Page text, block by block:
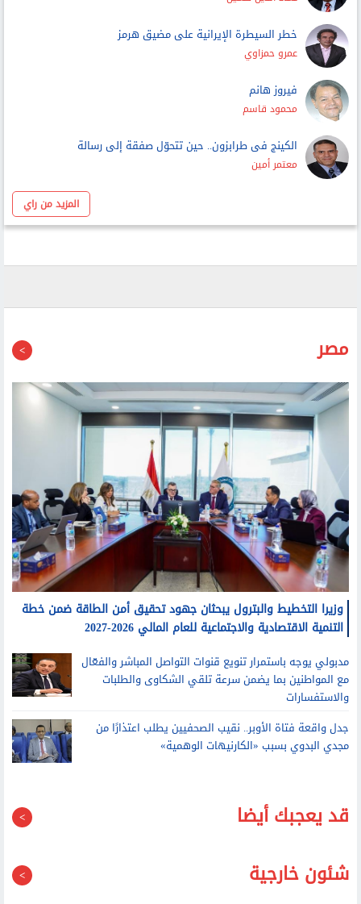
خطر السيطرة الإيرانية على مضيق هرمز
عمرو حمزاوي
فيروز هانم
محمود قاسم
الكينج فى طرابزون.. حين تتحوّل صفقة إلى رسالة
معتمر أمين
المزيد من راي
مصر
وزيرا التخطيط والبترول يبحثان جهود تحقيق أمن الطاقة ضمن خطة
التنمية الاقتصادية والاجتماعية للعام المالي 2026-2027
مدبولي يوجه باستمرار تنويع قنوات التواصل المباشر والفعّال
مع المواطنين بما يضمن سرعة تلقي الشكاوى والطلبات
والاستفسارات
جدل واقعة فتاة الأوبر.. نقيب الصحفيين يطلب اعتذارًا من
مجدي البدوي بسبب «الكارنيهات الوهمية»
قد يعجبك أيضا
شئون خارجية